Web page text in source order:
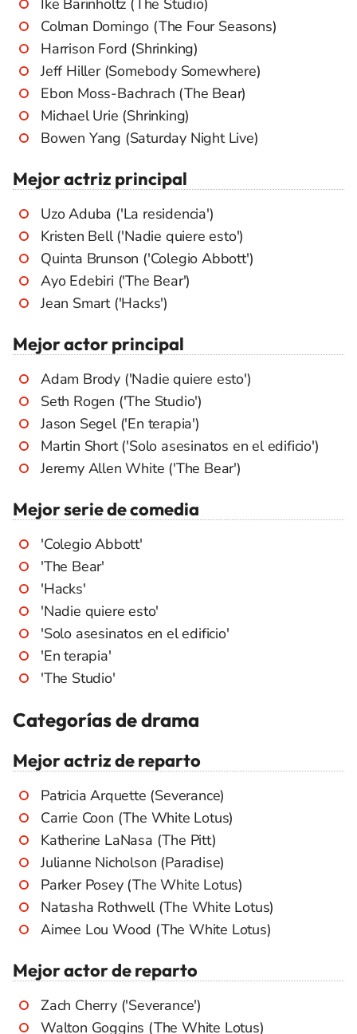
Colman Domingo (The Four Seasons)
Harrison Ford (Shrinking)
Jeff Hiller (Somebody Somewhere)
Ebon Moss-Bachrach (The Bear)
Michael Urie (Shrinking)
Bowen Yang (Saturday Night Live)
Mejor actriz principal
Uzo Aduba ('La residencia')
Kristen Bell ('Nadie quiere esto')
Quinta Brunson ('Colegio Abbott')
Ayo Edebiri ('The Bear')
Jean Smart ('Hacks')
Mejor actor principal
Adam Brody ('Nadie quiere esto')
Seth Rogen ('The Studio')
Jason Segel ('En terapia')
Martin Short ('Solo asesinatos en el edificio')
Jeremy Allen White ('The Bear')
Mejor serie de comedia
'Colegio Abbott'
'The Bear'
'Hacks'
'Nadie quiere esto'
'Solo asesinatos en el edificio'
'En terapia'
'The Studio'
Categorías de drama
Mejor actriz de reparto
Patricia Arquette (Severance)
Carrie Coon (The White Lotus)
Katherine LaNasa (The Pitt)
Julianne Nicholson (Paradise)
Parker Posey (The White Lotus)
Natasha Rothwell (The White Lotus)
Aimee Lou Wood (The White Lotus)
Mejor actor de reparto
Zach Cherry ('Severance')
Walton Goggins (The White Lotus)